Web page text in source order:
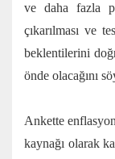
ve daha fazla
çıkarılması ve
beklentilerini
önde olacağını
Ankette
kaynağı olarak